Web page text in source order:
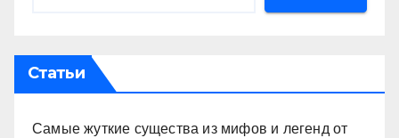
Статьи
Самые жуткие существа из мифов и легенд от